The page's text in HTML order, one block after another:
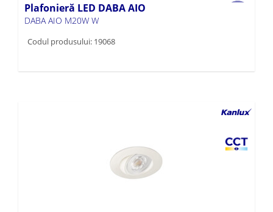
Plafonieră LED DABA AIO
DABA AIO M20W W
Codul produsului: 19068